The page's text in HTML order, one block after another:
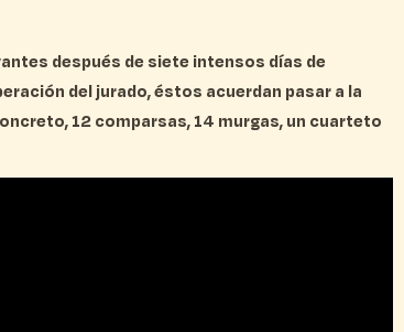
después de siete intensos días de
del jurado, éstos acuerdan pasar a la
12 comparsas, 14 murgas, un cuarteto